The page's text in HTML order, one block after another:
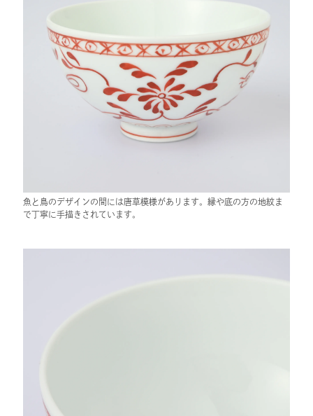
魚と鳥のデザインの間には唐草模様があります。縁や底の方の地紋ま
で丁寧に手描きされています。